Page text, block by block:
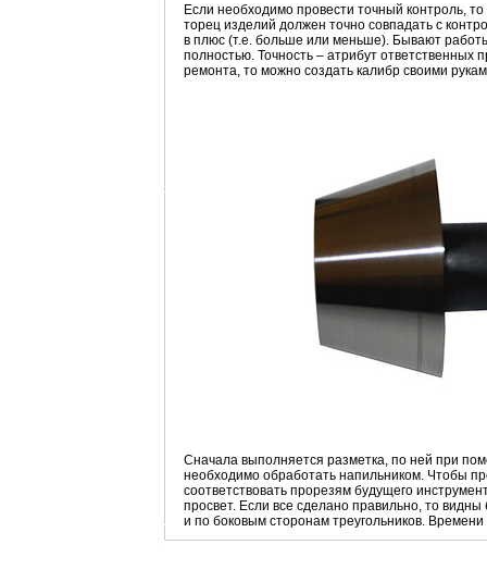
Если необходимо провести точный контроль,
торец изделий должен точно совпадать с
в плюс (т.е. больше или меньше). Бывают
полностью. Точность – атрибут
ремонта, то можно создать калибр своими
Сначала выполняется разметка, по ней при
необходимо обработать напильником. Чтобы
соответствовать прорезям будущего
просвет. Если все сделано правильно, то
и по боковым сторонам треугольников.